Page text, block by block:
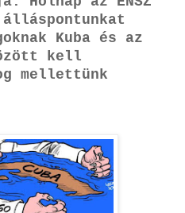
Kuba és az
kell
mellettünk